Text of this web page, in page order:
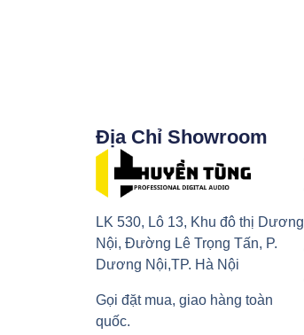
Địa Chỉ Showroom
LK 530, Lô 13, Khu đô thị Dương
Nội, Đường Lê Trọng Tấn, P.
Dương Nội,TP. Hà Nội
Gọi đặt mua, giao hàng toàn
quốc.